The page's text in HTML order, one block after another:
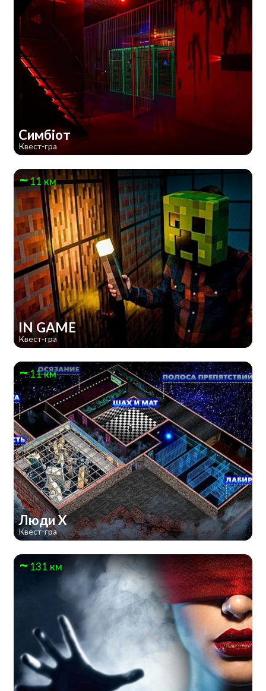
Симбіот
Квест-гра
11 км
IN GAME
Квест-гра
11 км
Люди Х
Квест-гра
131 км